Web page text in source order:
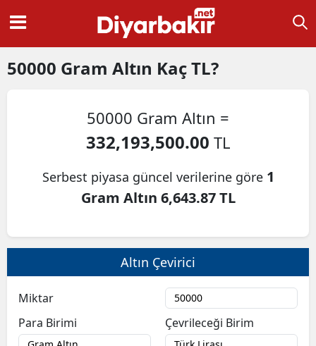
50000 Gram Altın Kaç TL?
50000 Gram Altın =
332,193,500.00 TL
Serbest piyasa güncel verilerine göre 1
Gram Altın 6,643.87 TL
Altın Çevirici
Miktar
Para Birimi
Çevrileceği Birim